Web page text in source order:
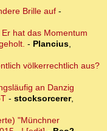
Brille auf-
hat das Momentum
- Plancius,
völkerrechtlich aus?
an Danzig
- stocksorcerer,
"Münchner